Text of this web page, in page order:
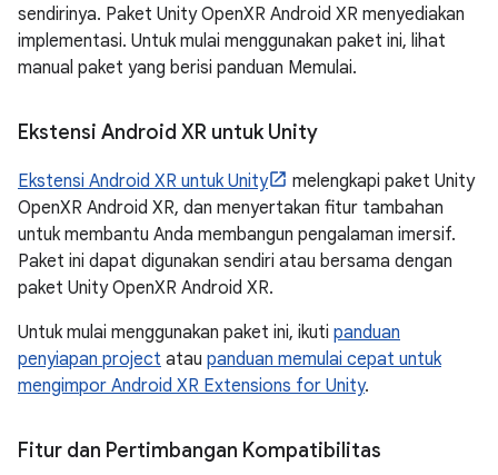
sendirinya. Paket Unity OpenXR Android XR menyediakan
implementasi. Untuk mulai menggunakan paket ini, lihat
manual paket yang berisi panduan Memulai.
Ekstensi Android XR untuk Unity
Ekstensi Android XR untuk Unity
melengkapi paket Unity
OpenXR Android XR, dan menyertakan fitur tambahan
untuk membantu Anda membangun pengalaman imersif.
Paket ini dapat digunakan sendiri atau bersama dengan
paket Unity OpenXR Android XR.
Untuk mulai menggunakan paket ini, ikuti panduan
penyiapan project atau panduan memulai cepat untuk
mengimpor Android XR Extensions for Unity.
Fitur dan Pertimbangan Kompatibilitas